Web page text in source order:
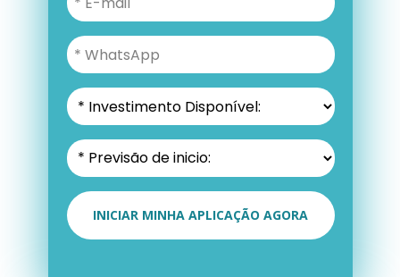
INICIAR MINHA APLICAÇÃO AGORA